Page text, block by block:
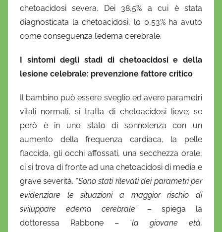
chetoacidosi severa. Dei 38,5% a cui è stata
diagnosticata la chetoacidosi, lo 0,53% ha avuto
come conseguenza l’edema cerebrale.
I sintomi degli stadi di chetoacidosi e della
lesione celebrale: prevenzione fattore critico
Il bambino può essere sveglio ed avere parametri
vitali normali, si tratta di chetoacidosi lieve; se
però è in uno stato di sonnolenza con un
aumento della frequenza cardiaca, la pelle
flaccida, gli occhi affossati, una secchezza orale,
ci si trova di fronte ad una chetoacidosi di media e
grave severità. “Sono stati rilevati dei parametri per
evidenziare le situazioni a maggior rischio di
sviluppare edema cerebrale” – spiega la
dottoressa Rabbone – “la giovane età,